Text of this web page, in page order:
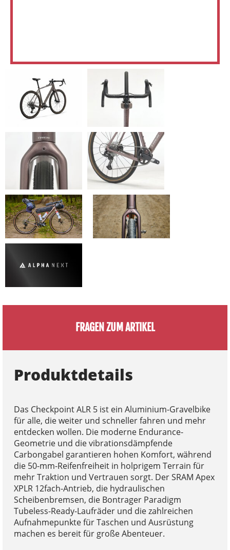
FRAGEN ZUM ARTIKEL
Produktdetails
Das Checkpoint ALR 5 ist ein Aluminium-Gravelbike
für alle, die weiter und schneller fahren und mehr
entdecken wollen. Die moderne Endurance-
Geometrie und die vibrationsdämpfende
Carbongabel garantieren hohen Komfort, während
die 50-mm-Reifenfreiheit in holprigem Terrain für
mehr Traktion und Vertrauen sorgt. Der SRAM Apex
XPLR 12fach-Antrieb, die hydraulischen
Scheibenbremsen, die Bontrager Paradigm
Tubeless-Ready-Laufräder und die zahlreichen
Aufnahmepunkte für Taschen und Ausrüstung
machen es bereit für große Abenteuer.